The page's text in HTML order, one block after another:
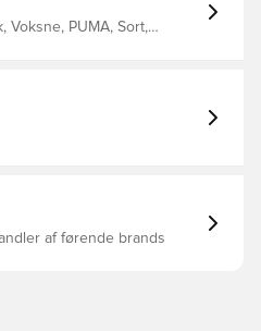
Geformtes
Fersenelement PUMA Cat
Voksne, PUMA, Sort,
af førende brands